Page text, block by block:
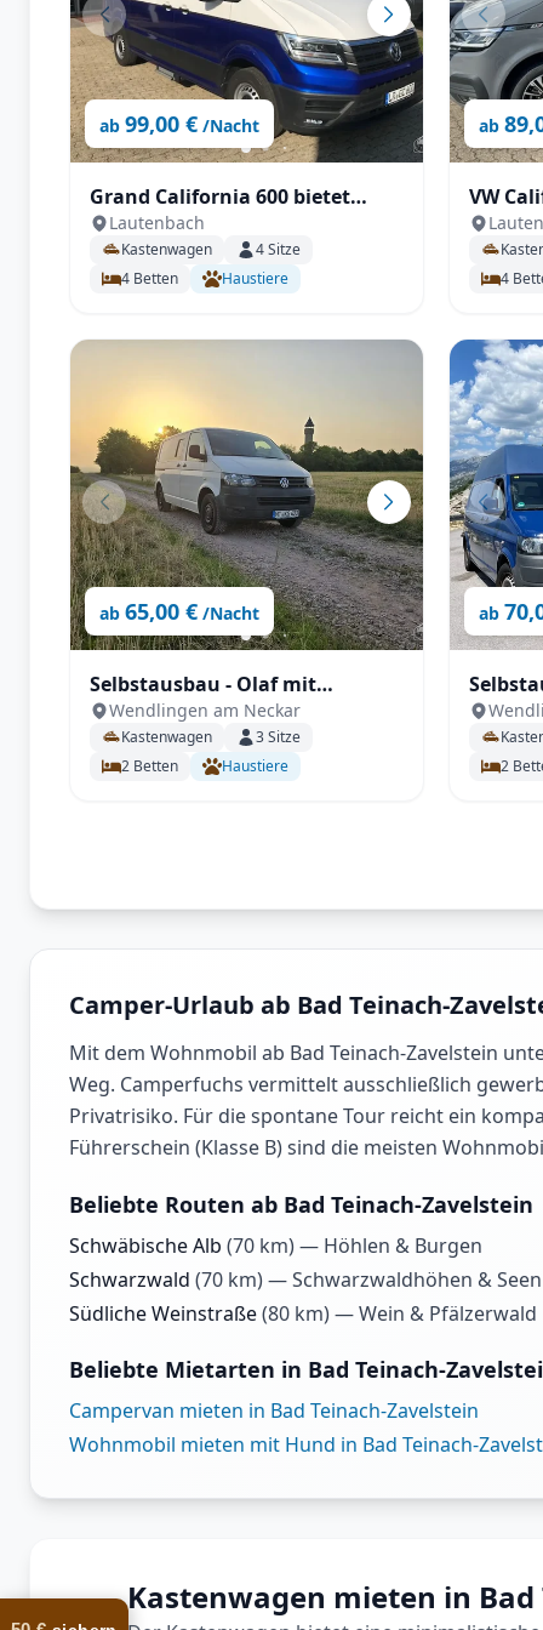
ab 99,00 € /Nacht
Grand California 600 bietet
ausreichend Platz für einen
Urlaub ohne Einschränkungen
Lautenbach
Kastenwagen 4Sitze
4 Betten Haustiere
ab
VW
4
ab 65,00 € /Nacht
Selbstausbau - Olaf mit
Anhängerkupplung,
Fahrradträger, Rückfahrkamera
uvm.
Wendlingen am Neckar
Kastenwagen 3Sitze
2 Betten Haustiere
ab
2
Camper-Urlaub ab Bad Teinach-
Mit dem Wohnmobil ab Bad Teinach-Zavelstein
Weg. Camperfuchs vermittelt ausschließlich
Privatrisiko. Für die spontane Tour reicht ein
Führerschein (Klasse B) sind die meisten
Beliebte Routen ab Bad Teinach-Zavelstein
Schwäbische Alb (70 km) — Höhlen & Burgen
Schwarzwald (70 km) —Schwarzwaldhöhen & Seen
Südliche Weinstraße(80 km) —Wein & Pfälzerwald
Beliebte Mietarten in Bad Teinach-
Campervan mieten in Bad Teinach-Zavelstein
Wohnmobil mieten mit Hund in Bad Teinach-
Kastenwagen mieten in Bad